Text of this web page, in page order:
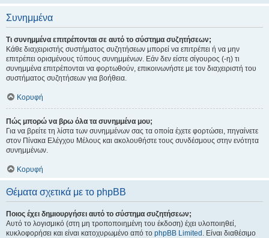
Συνημμένα
Τι συνημμένα επιτρέπονται σε αυτό το σύστημα συζητήσεων;
Κάθε διαχειριστής συστήματος συζητήσεων μπορεί να επιτρέπει ή να μην
επιτρέπει ορισμένους τύπους συνημμένων. Εάν δεν είστε σίγουρος (-η) τι
συνημμένα επιτρέπονται να φορτωθούν, επικοινωνήστε με τον διαχειριστή του
συστήματος συζητήσεων για βοήθεια.
Κορυφή
Πώς μπορώ να βρω όλα τα συνημμένα μου;
Για να βρείτε τη λίστα των συνημμένων σας τα οποία έχετε φορτώσει, πηγαίνετε
στον Πίνακα Ελέγχου Μέλους και ακολουθήστε τους συνδέσμους στην ενότητα
συνημμένων.
Κορυφή
Θέματα σχετικά με το phpBB
Ποιος έχει δημιουργήσει αυτό το σύστημα συζητήσεων;
Αυτό το λογισμικό (στη μη τροποποιημένη του έκδοση) έχει υλοποιηθεί,
κυκλοφορήσει και είναι κατοχυρωμένο από το phpBB Limited . Είναι διαθέσιμο